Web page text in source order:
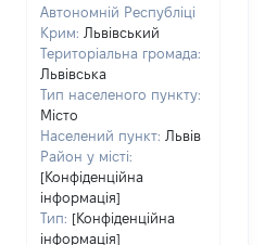
Автономній Республіці
Крим: Львівський
Територіальна громада:
Львівська
Тип населеного пункту:
Місто
Населений пункт: Львів
Район у місті:
[Конфіденційна
інформація]
Тип: [Конфіденційна
інформація]